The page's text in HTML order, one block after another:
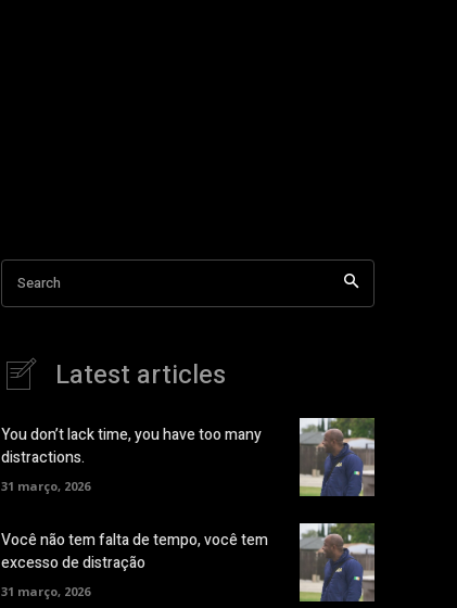
Search
Latest articles
You don’t lack time, you have too many
distractions.
31 março, 2026
Você não tem falta de tempo, você tem
excesso de distração
31 março, 2026